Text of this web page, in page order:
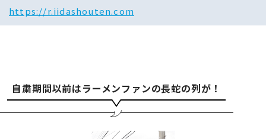
https://r.iidashouten.com
自粛期間以前はラーメンファンの長蛇の列が！